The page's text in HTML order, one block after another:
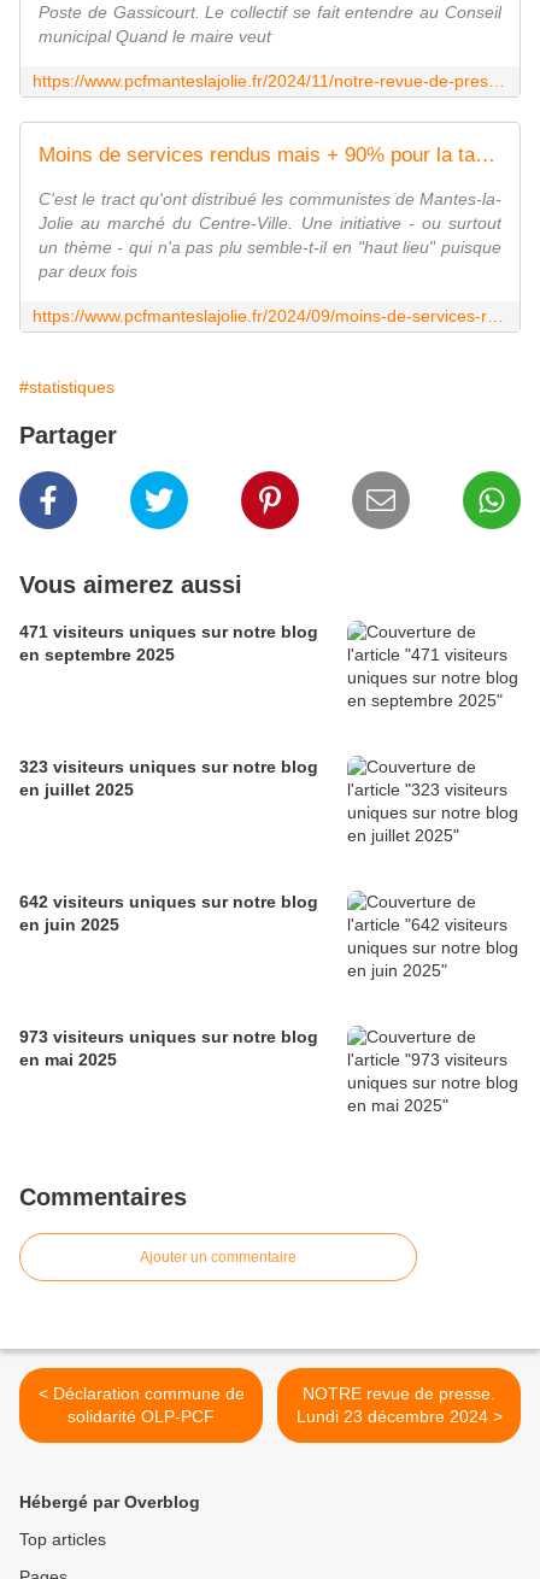
Poste de Gassicourt. Le collectif se fait entendre au Conseil
municipal Quand le maire veut
Moins de services rendus mais + 90% pour la taxe des ordures ménagères - Le blog de pcfmanteslajolie
C'est le tract qu'ont distribué les communistes de Mantes-la-
Jolie au marché du Centre-Ville. Une initiative - ou surtout
un thème - qui n'a pas plu semble-t-il en "haut lieu" puisque
par deux fois
#statistiques
Partager
Vous aimerez aussi
471 visiteurs uniques sur notre blog
en septembre 2025
323 visiteurs uniques sur notre blog
en juillet 2025
642 visiteurs uniques sur notre blog
en juin 2025
973 visiteurs uniques sur notre blog
en mai 2025
Commentaires
Ajouter un commentaire
< Déclaration commune de
solidarité OLP-PCF
NOTRE revue de presse.
Lundi 23 décembre 2024 >
Hébergé par Overblog
Top articles